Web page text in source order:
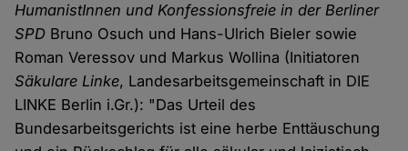
HumanistInnen und Konfessionsfreie in der Berliner
SPD Bruno Osuch und Hans-Ulrich Bieler sowie
Roman Veressov und Markus Wollina (Initiatoren
Säkulare Linke, Landesarbeitsgemeinschaft in DIE
LINKE Berlin i.Gr.): "Das Urteil des
Bundesarbeitsgerichts ist eine herbe Enttäuschung